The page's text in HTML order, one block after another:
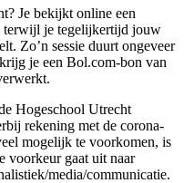
Je bekijkt online een
terwijl je tegelijkertijd jouw
Zo’n sessie duurt ongeveer
je een Bol.com-bon van
Hogeschool Utrecht
rekening met de corona-
mogelijk te voorkomen, is
voorkeur gaat uit naar
media/communicatie.